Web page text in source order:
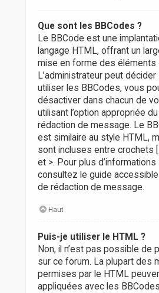
Que sont les BBCodes ?
Le BBCode est une
langage HTML, offrant un
mise en forme des éléments
L’administrateur peut
utiliser les BBCodes, vous
désactiver dans chacun de
utilisant l’option appropriée
rédaction de message. Le
est similaire au style HTML,
sont incluses entre crochets
et >. Pour plus d’informations
consultez le guide
de rédaction de message.
Haut
Puis-je utiliser le HTML ?
Non, il n’est pas possible de
sur ce forum. La plupart des
permises par le HTML
appliquées avec les